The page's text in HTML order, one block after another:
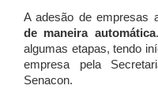
A adesão de empresas
de maneira automática
algumas etapas, tendo
empresa pela
Senacon.